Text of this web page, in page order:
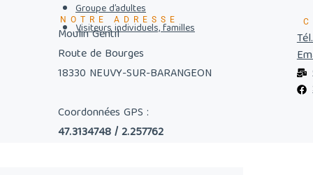
Groupe d’adultes
Visiteurs individuels, familles
NOTRE ADRESSE
Moulin Gentil
Route de Bourges
18330 NEUVY-SUR-BARANGEON
Coordonnées GPS :
47.3134748 / 2.257762